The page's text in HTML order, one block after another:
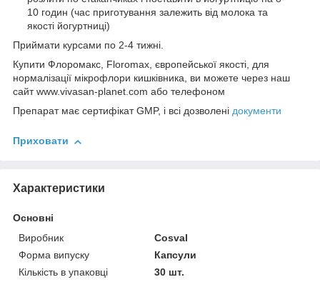
10 годин (час приготування залежить від молока та
якості йогуртниці)
Приймати курсами по 2-4 тижні.
Купити Флоромакс, Floromax, європейської якості, для
нормалізації мікрофлори кишківника, ви можете через наш
сайт www.vivasan-planet.com або телефоном
Препарат має сертифікат GMP, і всі дозволені документи
Приховати
Характеристики
Основні
Виробник
Cosval
Форма випуску
Капсули
Кількість в упаковці
30 шт.